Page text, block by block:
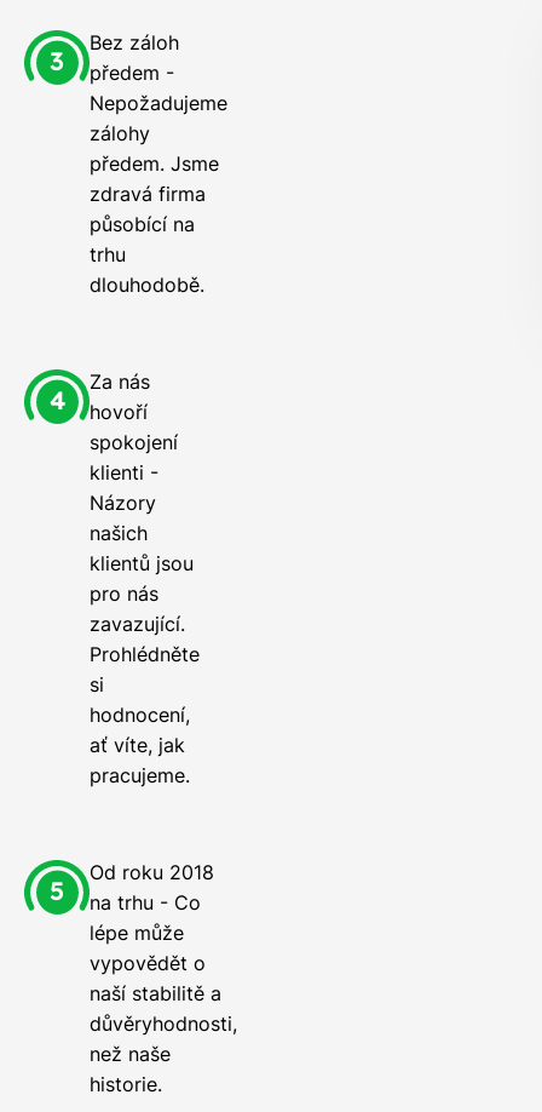
Bez záloh
předem -
Nepožadujeme
zálohy
předem. Jsme
zdravá firma
působící na
trhu
dlouhodobě.
Za nás
hovoří
spokojení
klienti -
Názory
našich
klientů jsou
pro nás
zavazující.
Prohlédněte
si
hodnocení,
ať víte, jak
pracujeme.
Od roku 2018
na trhu - Co
lépe může
vypovědět o
naší stabilitě a
důvěryhodnosti,
než naše
historie.